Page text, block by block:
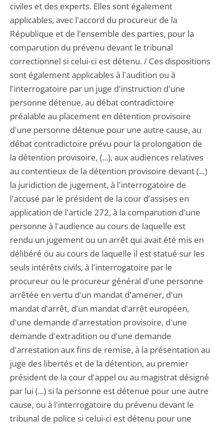
civiles et des experts. Elles sont également
applicables, avec l'accord du procureur de la
République et de l'ensemble des parties, pour la
comparution du prévenu devant le tribunal
correctionnel si celui-ci est détenu. / Ces dispositions
sont également applicables à l'audition ou à
l'interrogatoire par un juge d'instruction d'une
personne détenue, au débat contradictoire
préalable au placement en détention provisoire
d'une personne détenue pour une autre cause, au
débat contradictoire prévu pour la prolongation de
la détention provisoire, (...), aux audiences relatives
au contentieux de la détention provisoire devant (...)
la juridiction de jugement, à l'interrogatoire de
l'accusé par le président de la cour d'assises en
application de l'article 272, à la comparution d'une
personne à l'audience au cours de laquelle est
rendu un jugement ou un arrêt qui avait été mis en
délibéré ou au cours de laquelle il est statué sur les
seuls intérêts civils, à l'interrogatoire par le
procureur ou le procureur général d'une personne
arrêtée en vertu d'un mandat d'amener, d'un
mandat d'arrêt, d'un mandat d'arrêt européen,
d'une demande d'arrestation provisoire, d'une
demande d'extradition ou d'une demande
d'arrestation aux fins de remise, à la présentation au
juge des libertés et de la détention, au premier
président de la cour d'appel ou au magistrat désigné
par lui (...) si la personne est détenue pour une autre
cause, ou à l'interrogatoire du prévenu devant le
tribunal de police si celui-ci est détenu pour une